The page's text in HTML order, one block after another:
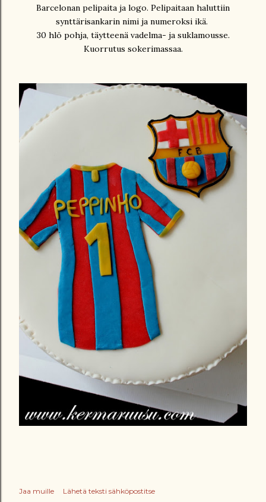
Barcelonan pelipaita ja logo. Pelipaitaan haluttiin
synttärisankarin nimi ja numeroksi ikä.
30 hlö pohja, täytteenä vadelma- ja suklamousse.
Kuorrutus sokerimassaa.
Jaa muille
Lähetä teksti sähköpostitse